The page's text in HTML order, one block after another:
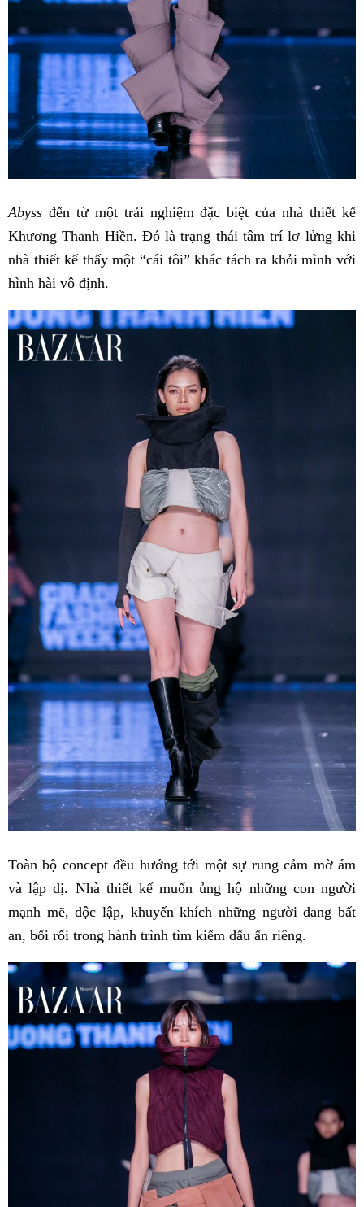
Abyss đến từ một trải nghiệm đặc biệt của nhà thiết kế
Khương Thanh Hiền. Đó là trạng thái tâm trí lơ lửng khi
nhà thiết kế thấy một “cái tôi” khác tách ra khỏi mình với
hình hài vô định.
Toàn bộ concept đều hướng tới một sự rung cảm mờ ám
và lập dị. Nhà thiết kế muốn ủng hộ những con người
mạnh mẽ, độc lập, khuyến khích những người đang bất
an, bối rối trong hành trình tìm kiếm dấu ấn riêng.